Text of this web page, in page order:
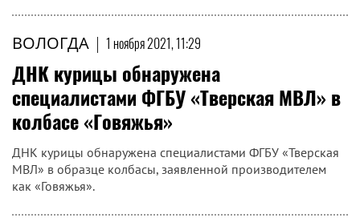
ВОЛОГДА | 1 ноября 2021, 11:29
ДНК курицы обнаружена
специалистами ФГБУ «Тверская МВЛ» в
колбасе «Говяжья»
ДНК курицы обнаружена специалистами ФГБУ «Тверская
МВЛ» в образце колбасы, заявленной производителем
как «Говяжья».